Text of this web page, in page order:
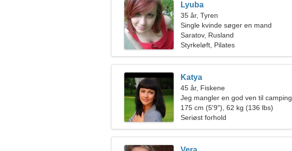
Lyuba
35 år, Tyren
Single kvinde søger en mand
Saratov, Rusland
Styrkeløft, Pilates
Katya
45 år, Fiskene
Jeg mangler en god ven til camping
175 cm (5'9"), 62 kg (136 lbs)
Seriøst forhold